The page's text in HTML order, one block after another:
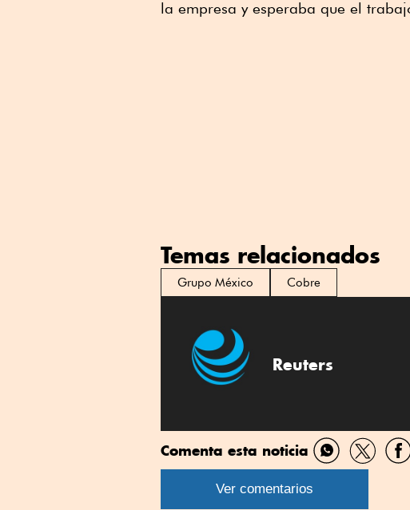
la empresa y esperaba que el
Temas relacionados
Grupo México Cobre
Reuters
Comenta esta noticia
Compartir
por
por
Ver comentarios